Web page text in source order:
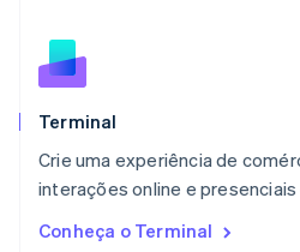
Terminal
Crie uma experiência de
interações online e
Conheça o Terminal
Malta
English
México
Español
English
Nova Zelândia
Países Baixos